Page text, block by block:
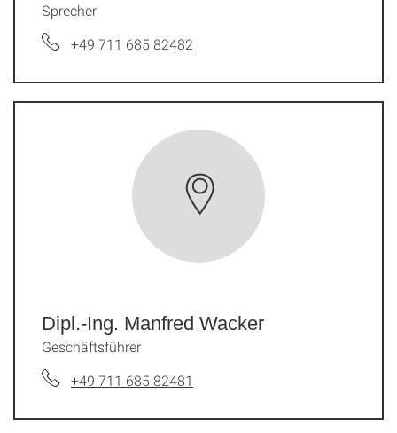
Sprecher
+49 711 685 82482
Dipl.-Ing. Manfred Wacker
Geschäftsführer
+49 711 685 82481